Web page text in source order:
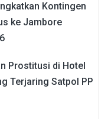
Kontingen
ke Jambore
Prostitusi di Hotel
Terjaring Satpol PP